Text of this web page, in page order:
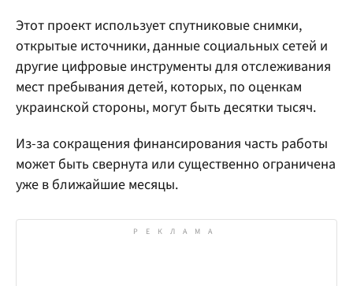
Этот проект использует спутниковые снимки,
открытые источники, данные социальных сетей и
другие цифровые инструменты для отслеживания
мест пребывания детей, которых, по оценкам
украинской стороны, могут быть десятки тысяч.
Из-за сокращения финансирования часть работы
может быть свернута или существенно ограничена
уже в ближайшие месяцы.